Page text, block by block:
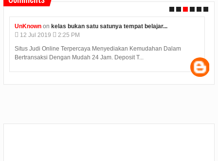
UnKnownon kelas bukan satu satunya tempat belajar...
12 Jul 2019
2:25 PM
Situs Judi Online Terpercaya Menyediakan Kemudahan Dalam
Bertransaksi Dengan Mudah 24 Jam. Deposit T...